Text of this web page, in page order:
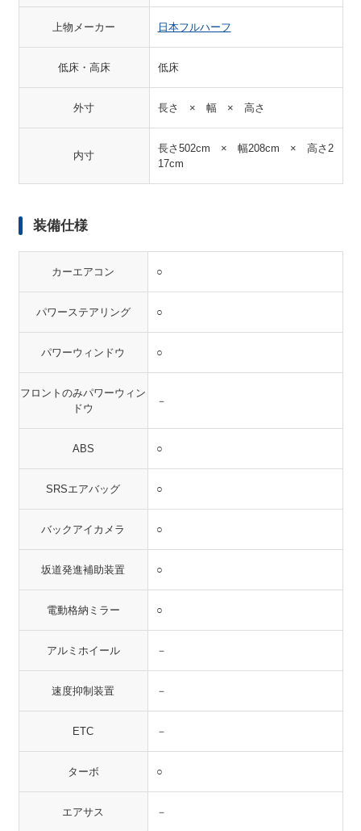
上物メーカー 日本フルハーフ
低床・高床 低床
外寸 長さ × 幅 × 高さ
内寸
長さ502cm × 幅208cm × 高さ2
17cm
装備仕様
カーエアコン ○
パワーステアリング ○
パワーウィンドウ ○
フロントのみパワーウィン
ドウ
－
ABS ○
SRSエアバッグ ○
バックアイカメラ ○
坂道発進補助装置 ○
電動格納ミラー ○
アルミホイール －
速度抑制装置 －
ETC －
ターボ ○
エアサス －